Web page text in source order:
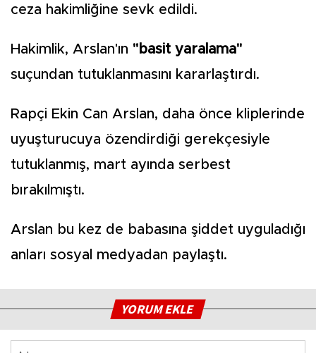
ceza hakimliğine sevk edildi.
Hakimlik, Arslan'ın "basit yaralama"
suçundan tutuklanmasını kararlaştırdı.
Rapçi Ekin Can Arslan, daha önce kliplerinde
uyuşturucuya özendirdiği gerekçesiyle
tutuklanmış, mart ayında serbest
bırakılmıştı.
Arslan bu kez de babasına şiddet uyguladığı
anları sosyal medyadan paylaştı.
YORUM EKLE